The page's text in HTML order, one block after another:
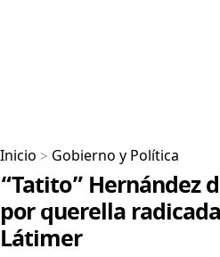
Inicio > Gobierno y Política
“Tatito” Hernández
por querella
Látimer